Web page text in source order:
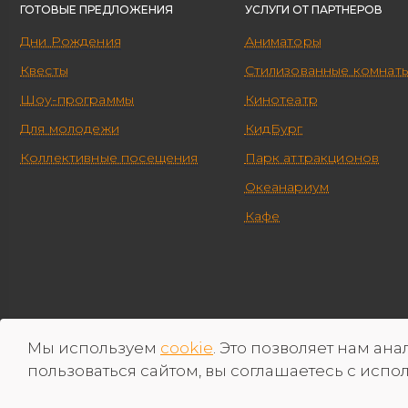
ГОТОВЫЕ ПРЕДЛОЖЕНИЯ
Дни Рождения
Квесты
Шоу-программы
Для молодежи
Коллективные посещения
УСЛУГИ ОТ ПАРТНЕРОВ
Аниматоры
Стилизованные
Кинотеатр
КидБург
Парк аттракционов
Океанариум
Кафе
ООО «Территория уникальных развлечений» ОГРН 1113668031861
© 2026 г. Все права защищены
Мы используем cookie. Это позволяет нам
пользоваться сайтом, вы соглашаетесь с